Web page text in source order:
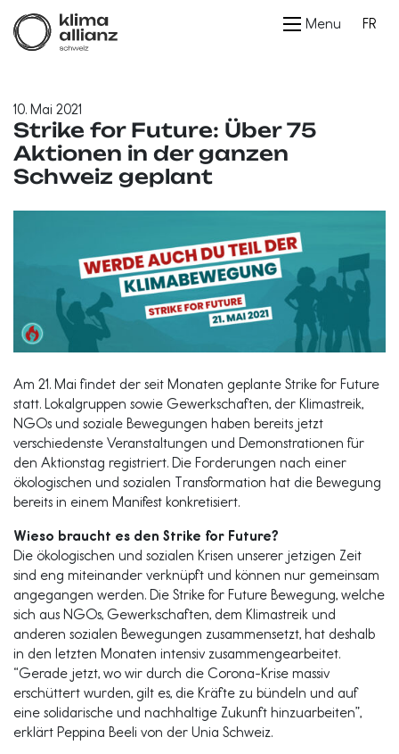
Menu FR
10. Mai 2021
Strike for Future: Über 75
Aktionen in der ganzen
Schweiz geplant
Am 21. Mai findet der seit Monaten geplante Strike for Future
statt. Lokalgruppen sowie Gewerkschaften, der Klimastreik,
NGOs und soziale Bewegungen haben bereits jetzt
verschiedenste Veranstaltungen und Demonstrationen für
den Aktionstag registriert. Die Forderungen nach einer
ökologischen und sozialen Transformation hat die Bewegung
bereits in einem Manifest konkretisiert.
Wieso braucht es den Strike for Future?
Die ökologischen und sozialen Krisen unserer jetzigen Zeit
sind eng miteinander verknüpft und können nur gemeinsam
angegangen werden. Die Strike for Future Bewegung, welche
sich aus NGOs, Gewerkschaften, dem Klimastreik und
anderen sozialen Bewegungen zusammensetzt, hat deshalb
in den letzten Monaten intensiv zusammengearbeitet.
“Gerade jetzt, wo wir durch die Corona-Krise massiv
erschüttert wurden, gilt es, die Kräfte zu bündeln und auf
eine solidarische und nachhaltige Zukunft hinzuarbeiten”,
erklärt Peppina Beeli von der Unia Schweiz.